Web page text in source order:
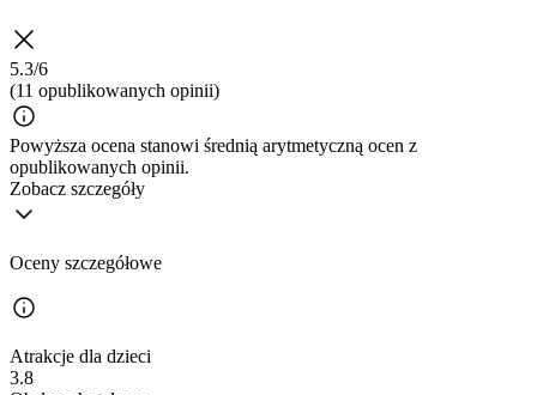
5.3/6
(11 opublikowanych opinii)
Powyższa ocena stanowi średnią arytmetyczną ocen z
opublikowanych opinii.
Zobacz szczegóły
Oceny szczegółowe
Atrakcje dla dzieci
3.8